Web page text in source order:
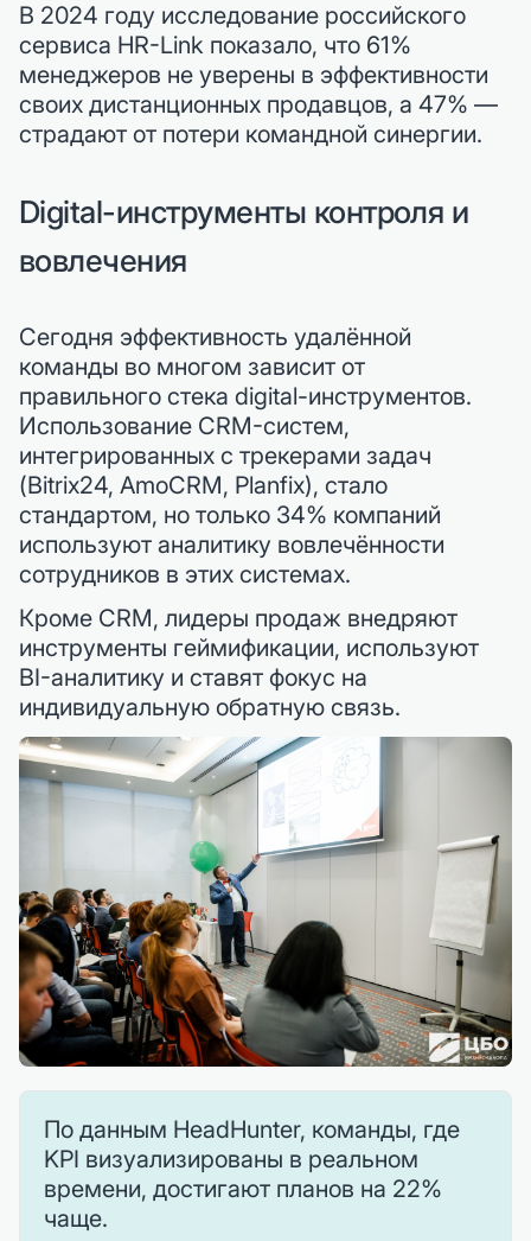
В 2024 году исследование российского
сервиса HR-Link показало, что 61%
менеджеров не уверены в эффективности
своих дистанционных продавцов, а 47% —
страдают от потери командной синергии.
Digital-инструменты контроля и
вовлечения
Сегодня эффективность удалённой
команды во многом зависит от
правильного стека digital-инструментов.
Использование CRM-систем,
интегрированных с трекерами задач
(Bitrix24, AmoCRM, Planfix), стало
стандартом, но только 34% компаний
используют аналитику вовлечённости
сотрудников в этих системах.
Кроме CRM, лидеры продаж внедряют
инструменты геймификации, используют
BI-аналитику и ставят фокус на
индивидуальную обратную связь.
По данным HeadHunter, команды, где
KPI визуализированы в реальном
времени, достигают планов на 22%
чаще.